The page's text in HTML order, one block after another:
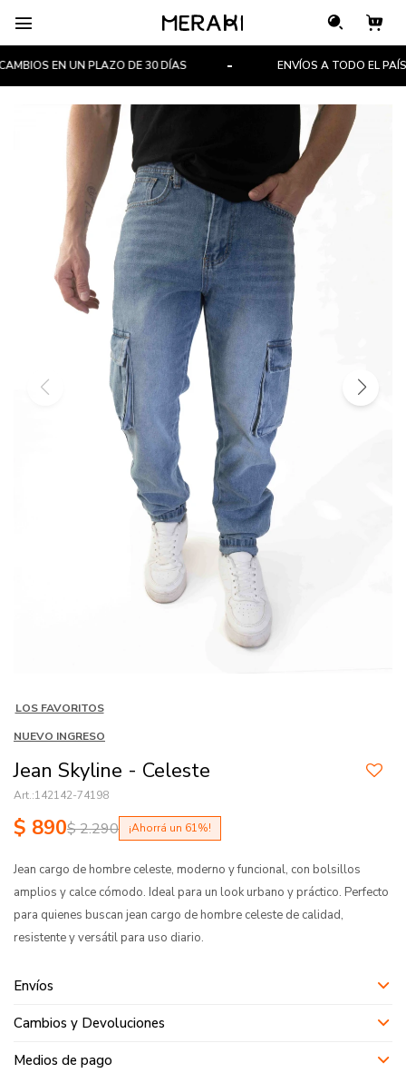

EN UN PLAZO DE 30 DÍAS ENVÍOS A TODO EL PAÍS
LOS FAVORITOS
NUEVO INGRESO
Jean Skyline - Celeste
142142-74198
$ 890$2.290 61
Jean cargo de hombre celeste, moderno y funcional, con bolsillos
amplios y calce cómodo. Ideal para un look urbano y práctico. Perfecto
para quienes buscan jean cargo de hombre celeste de calidad,
resistente y versátil para uso diario.
Envíos
Cambios y Devoluciones
Medios de pago